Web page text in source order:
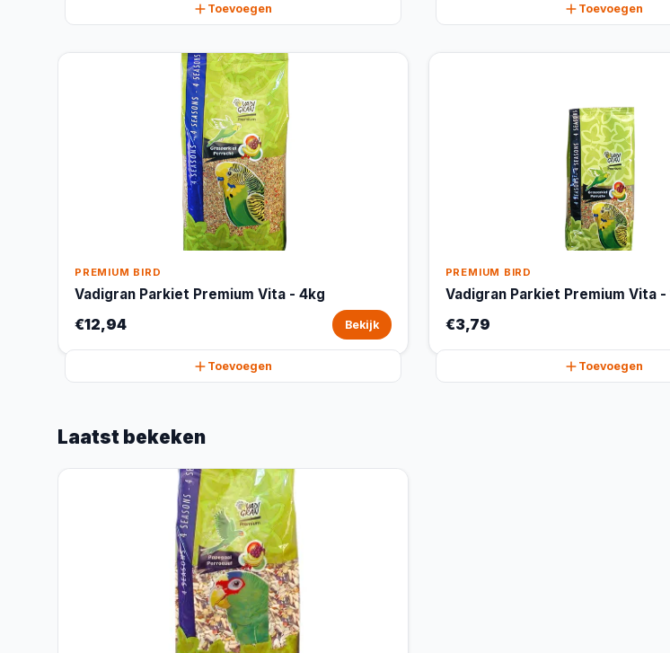
Toevoegen Toevoegen
PREMIUM BIRD
Vadigran Parkiet Premium Vita - 4kg
€12,94 Bekijk
Toevoegen
PREMIUM BIRD
Vadigran Parkiet Premium Vita -
€3,79
Toevoegen
Laatst bekeken